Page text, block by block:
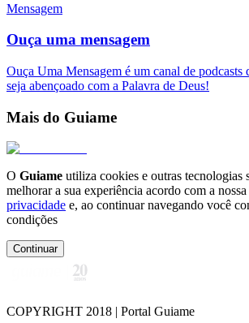
Mensagem
Ouça uma mensagem
Ouça Uma Mensagem é um canal de podcasts
seja abençoado com a Palavra de Deus!
Mais do Guiame
O Guiame utiliza cookies e outras tecnologias
melhorar a sua experiência acordo com a nossa
privacidade e, ao continuar navegando você
condições
Continuar
COPYRIGHT 2018 | Portal Guiame